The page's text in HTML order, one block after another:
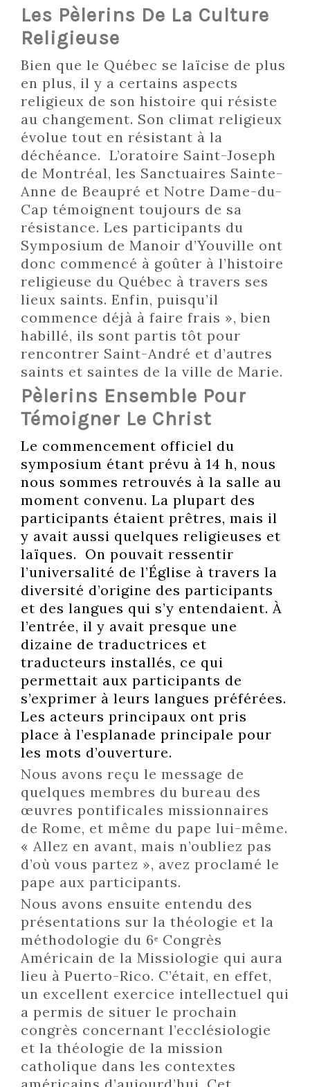
Les Pèlerins De La Culture
Religieuse
Bien que le Québec se laïcise de plus
en plus, il y a certains aspects
religieux de son histoire qui résiste
au changement. Son climat religieux
évolue tout en résistant à la
déchéance. L’oratoire Saint-Joseph
de Montréal, les Sanctuaires Sainte-
Anne de Beaupré et Notre Dame-du-
Cap témoignent toujours de sa
résistance. Les participants du
Symposium de Manoir d’Youville ont
donc commencé à goûter à l’histoire
religieuse du Québec à travers ses
lieux saints. Enfin, puisqu’il
commence déjà à faire frais », bien
habillé, ils sont partis tôt pour
rencontrer Saint-André et d’autres
saints et saintes de la ville de Marie.
Pèlerins Ensemble Pour
Témoigner Le Christ
Le commencement officiel du
symposium étant prévu à 14 h, nous
nous sommes retrouvés à la salle au
moment convenu. La plupart des
participants étaient prêtres, mais il
y avait aussi quelques religieuses et
laïques. On pouvait ressentir
l’universalité de l’Église à travers la
diversité d’origine des participants
et des langues qui s’y entendaient. À
l’entrée, il y avait presque une
dizaine de traductrices et
traducteurs installés, ce qui
permettait aux participants de
s’exprimer à leurs langues préférées.
Les acteurs principaux ont pris
place à l’esplanade principale pour
les mots d’ouverture.
Nous avons reçu le message de
quelques membres du bureau des
œuvres pontificales missionnaires
de Rome, et même du pape lui-même.
« Allez en avant, mais n’oubliez pas
d’où vous partez », avez proclamé le
pape aux participants.
Nous avons ensuite entendu des
présentations sur la théologie et la
méthodologie du 6ᵉ Congrès
Américain de la Missiologie qui aura
lieu à Puerto-Rico. C’était, en effet,
un excellent exercice intellectuel qui
a permis de situer le prochain
congrès concernant l’ecclésiologie
et la théologie de la mission
catholique dans les contextes